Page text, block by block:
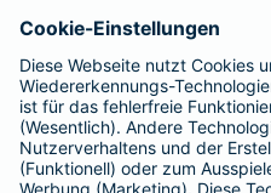
Barmenia ist Teil
Kranken-